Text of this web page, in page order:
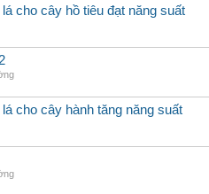
cho cây hồ tiêu đạt năng suất
cho cây hành tăng năng suất